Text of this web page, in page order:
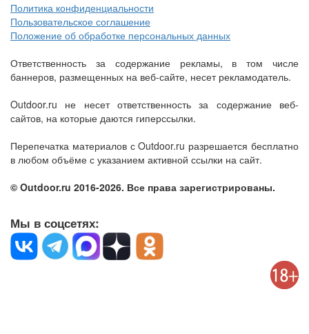
Политика конфиденциальности
Пользовательское соглашение
Положение об обработке персональных данных
Ответственность за содержание рекламы, в том числе
баннеров, размещенных на веб-сайте, несет рекламодатель.
Outdoor.ru не несет ответственность за содержание веб-
сайтов, на которые даются гиперссылки.
Перепечатка материалов с Outdoor.ru разрешается бесплатно
в любом объёме с указанием активной ссылки на сайт.
© Outdoor.ru 2016-2026. Все права зарегистрированы.
Мы в соцсетях: